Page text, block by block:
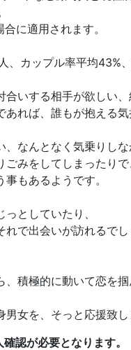
に適用されます。
、カップル率平均43%
いする相手が欲しい、
れば、誰もが抱える気
なんとなく気乗りしな
みをしてしまったりで
もあるようです。
としていたり、
で出会いが訪れるでし
積極的に動いて恋を掴
女を、そっと応援致し
認が必要となります。